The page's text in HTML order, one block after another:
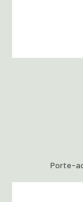
Porte-